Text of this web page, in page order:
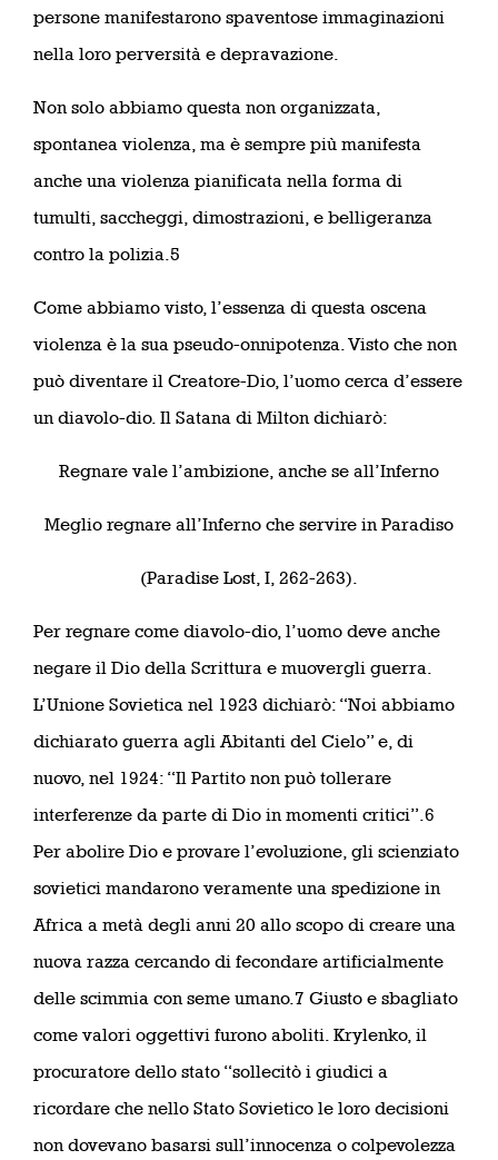
persone manifestarono spaventose immaginazioni
nella loro perversità e depravazione.
Non solo abbiamo questa non organizzata,
spontanea violenza, ma è sempre più manifesta
anche una violenza pianificata nella forma di
tumulti, saccheggi, dimostrazioni, e belligeranza
contro la polizia.5
Come abbiamo visto, l’essenza di questa oscena
violenza è la sua pseudo-onnipotenza. Visto che non
può diventare il Creatore-Dio, l’uomo cerca d’essere
un diavolo-dio. Il Satana di Milton dichiarò:
Regnare vale l’ambizione, anche se all’Inferno
Meglio regnare all’Inferno che servire in Paradiso
(Paradise Lost, I, 262-263).
Per regnare come diavolo-dio, l’uomo deve anche
negare il Dio della Scrittura e muovergli guerra.
L’Unione Sovietica nel 1923 dichiarò: “Noi abbiamo
dichiarato guerra agli Abitanti del Cielo” e, di
nuovo, nel 1924: “Il Partito non può tollerare
interferenze da parte di Dio in momenti critici”.6
Per abolire Dio e provare l’evoluzione, gli scienziato
sovietici mandarono veramente una spedizione in
Africa a metà degli anni 20 allo scopo di creare una
nuova razza cercando di fecondare artificialmente
delle scimmia con seme umano.7 Giusto e sbagliato
come valori oggettivi furono aboliti. Krylenko, il
procuratore dello stato “sollecitò i giudici a
ricordare che nello Stato Sovietico le loro decisioni
non dovevano basarsi sull’innocenza o colpevolezza